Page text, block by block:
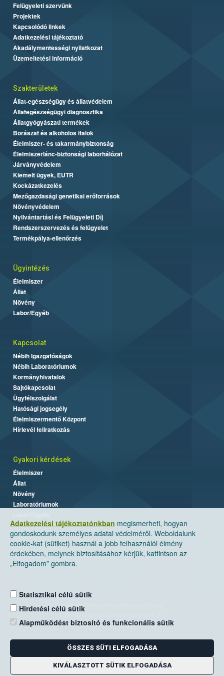
Adatkezelési tájékoztatónkban megismerheti, hogyan
gondoskodunk személyes adatai védelméről. Weboldalunk
cookie-kat (sütiket) használ a jobb felhasználói élmény
érdekében, melynek biztosításához kérjük, kattintson az
„Elfogadom” gombra.
Statisztikai célú sütik
Hirdetési célú sütik
Alapműködést biztosító és funkcionális sütik
ÖSSZES SÜTI ELFOGADÁSA
KIVÁLASZTOTT SÜTIK ELFOGADÁSA
Felügyeleti szervünk
Projektek
Kapcsolódó linkek
Adatkezelési tájékoztató
Akadálymentességi nyilatkozat
Üzemeltetési információ
Szakterületek
Állat-egészségügy és állatvédelem
Állategészségügyi diagnosztika
Állatgyógyászati termékek
Borászat és alkoholos italok
Élelmiszer- és takarmánybiztonság
Élelmiszerlánc-biztonsági laborhálózat
Járványvédelem
Kiemelt ügyek, EUTR
Kockázatkezelés
Mezőgazdasági genetikai erőforrások
Növényvédelem
Nyilvántartási és Felügyeleti Díj
Rendszerszervezés és felügyelet
Termékpálya-ellenőrzés
Ügyintézés
Élelmiszer
Állat
Növény
Labor/Egyéb
Kapcsolat
Nébih Igazgatóságok
Nébih Laboratóriumok
Kormányhivatalok
Sajtókapcsolat
Ügyfélszolgálat
Hatósági jogsegély
Élelmiszermentő Központ
Hírlevél feliratkozás
Gyakori kérdések
Élelmiszer
Állat
Növény
Laboratóriumok
Nemzeti Élelmiszerlánc-biztonsági Hivatal
Levelezési cím: 1525 Budapest. Pf. 30.
E-mail:ugyfelszolgalat@nebih.gov.hu
Zöld szám: 06-80/263-244
Telefon: 06-1/ 336-9000